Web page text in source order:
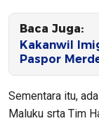
Baca Juga:
Kakanwil
Paspor
Sementara itu,
Maluku srta Tim